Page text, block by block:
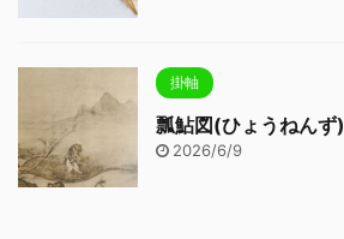
掛軸
瓢鮎図(ひょうねんず)
2026/6/9